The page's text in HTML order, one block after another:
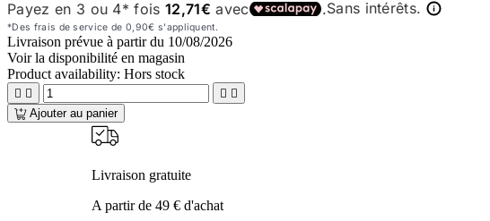
Livraison prévue à partir du 10/08/2026
Voir la disponibilité en magasin
Product availability: Hors stock
   
Ajouter au panier
Livraison gratuite
A partir de 49 € d'achat